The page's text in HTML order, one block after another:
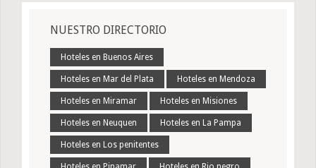
NUESTRO DIRECTORIO
Hoteles en Buenos Aires
Hoteles en Mar del Plata Hoteles en Mendoza
Hoteles en Miramar Hoteles en Misiones
Hoteles en Neuquen Hoteles en La Pampa
Hoteles en Los penitentes